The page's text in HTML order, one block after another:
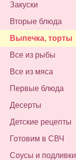
Закуски
Вторые блюда
Выпечка, торты
Все из рыбы
Все из мяса
Первые блюда
Десерты
Детские рецепты
Готовим в СВЧ
Соусы и подливки